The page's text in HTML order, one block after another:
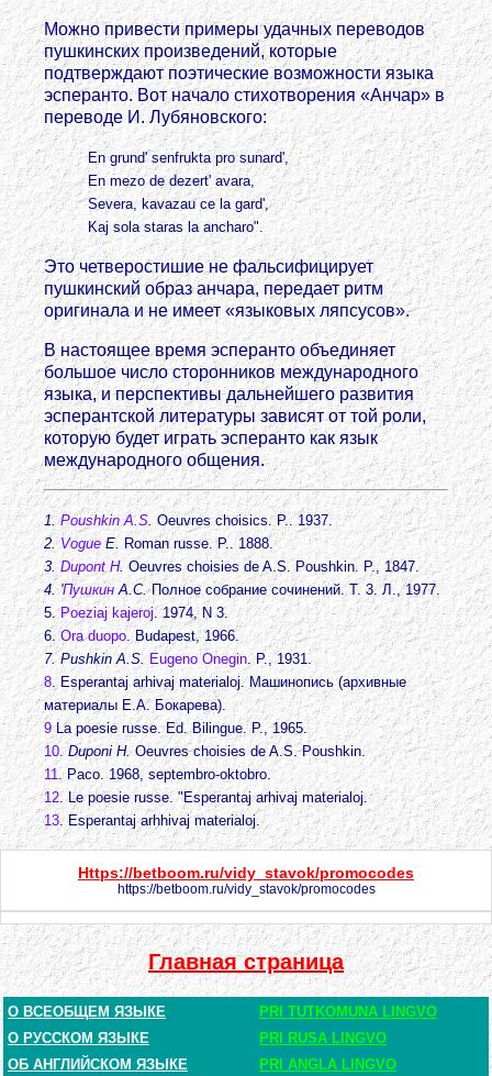
Можно привести примеры удачных переводов
пушкинских произведений, которые
подтверждают поэтические возможности языка
эсперанто. Вот начало стихотворения «Анчар» в
переводе И. Лубяновского:
En grund' senfrukta pro sunard',
En mezo de dezert' avara,
Severa, kavazau ce la gard',
Kaj sola staras la ancharo".
Это четверостишие не фальсифицирует
пушкинский образ анчара, передает ритм
оригинала и не имеет «языковых ляпсусов».
В настоящее время эсперанто объединяет
большое число сторонников международного
языка, и перспективы дальнейшего развития
эсперантской литературы зависят от той роли,
которую будет играть эсперанто как язык
международного общения.
1.Poushkin A.S.Oeuvres choisics. P.. 1937.
2.Vogue E. Roman russe. P.. 1888.
3. Dupont H. Oeuvres choisies de A.S. Poushkin. P., 1847.
4. 'Пушкин А.С.Полное собрание сочинений. Т. 3. Л., 1977.
5. Poeziaj kajeroj. 1974, N 3.
6.Ora duopo. Budapest, 1966.
7. Pushkin A.S. Eugeno Onegin. P., 1931.
8. Esperantaj arhivaj materialoj. Машинопись (архивные
материалы Е.А. Бокарева).
9La poesie russe. Ed. Bilingue. P., 1965.
10.Duponi H.Oeuvres choisies de A.S. Poushkin.
11. Paco. 1968, septembro-oktobro.
12. Le poesie russe. "Esperantaj arhivaj materialoj.
13. Esperantaj arhhivaj materialoj.
Https://betboom.ru/vidy_stavok/promocodes
https://betboom.ru/vidy_stavok/promocodes
Главная страница
О ВСЕОБЩЕМ ЯЗЫКЕ
PRI TUTKOMUNA LINGVO
О РУССКОМ ЯЗЫКЕ
PRI RUSA LINGVO
ОБ АНГЛИЙСКОМ ЯЗЫКЕ
PRI ANGLA LINGVO